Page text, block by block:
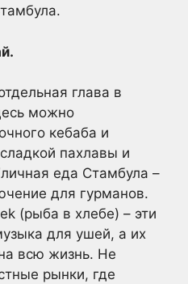
глава в
можно
кебаба и
пахлавы и
еда Стамбула –
для гурманов.
(рыба в хлебе) – эти
для ушей, а их
всю жизнь. Не
рынки, где